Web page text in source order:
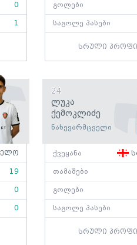
0
1
გოლები
საგოლე პასები
სრული
19
0
0
24
Ლუკა
Ქემოკლიძე
ნახევარმცველი
ქვეყანა
თამაშები
გოლები
საგოლე პასები
სრული